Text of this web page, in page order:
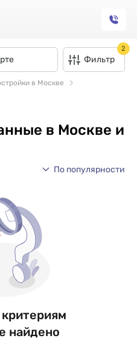
Фильтр
2
в Москве
в Москве и
По популярности
найдено